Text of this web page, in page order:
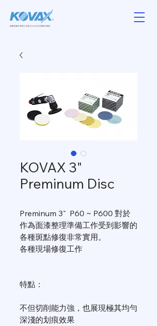
KOVAX 3"
Preminum Disc
Preminum 3" P60 ~ P600 對於
作為面漆整理準備工作受到影響的
各種斑點修復非常實用。
各種現場修復工作
特點：
不但切削能力強，也展現極其均勻
深淺的划痕效果